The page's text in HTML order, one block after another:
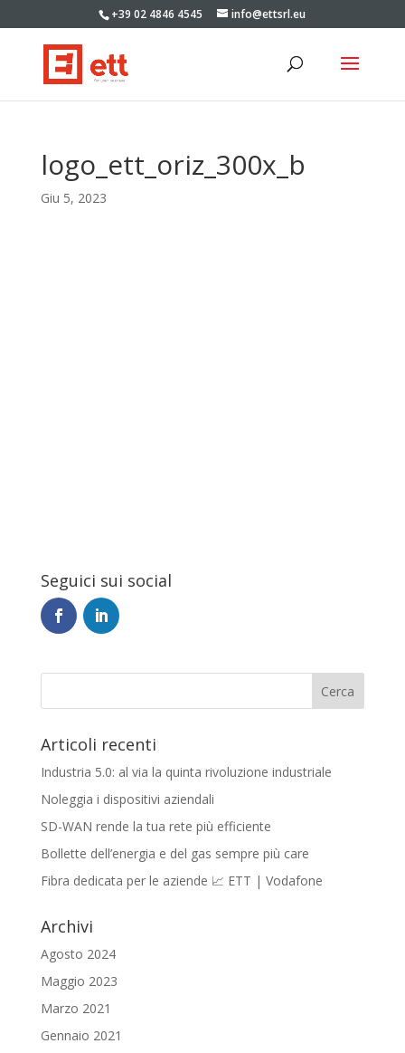
+39 02 4846 4545 info@ettsrl.eu
logo_ett_oriz_300x_b
Giu 5, 2023
Seguici sui social
Articoli recenti
Industria 5.0: al via la quinta rivoluzione industriale
Noleggia i dispositivi aziendali
SD-WAN rende la tua rete più efficiente
Bollette dell’energia e del gas sempre più care
Fibra dedicata per le aziende 📈 ETT | Vodafone
Archivi
Agosto 2024
Maggio 2023
Marzo 2021
Gennaio 2021